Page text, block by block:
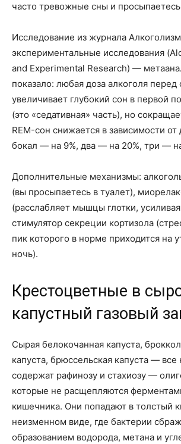
часто тревожные сны и
Исследование из журнала
экспериментальные исследования
and Experimental Research) —
показало: любая доза алкоголя перед
увеличивает глубокий сон в первой
(это «седативная» часть), но
REM-сон снижается в зависимости от
бокал — на 9%, два — на 20%, три —
Дополнительные механизмы:
(вы просыпаетесь в туалет),
(расслабляет мышцы глотки,
стимулятор секреции кортизола
пик которого в норме приходится на
ночь).
Крестоцветные в
капустный газовый
Сырая белокочанная капуста,
капуста, брюссельская капуста —
содержат рафинозу и стахиозу —
которые не расщепляются
кишечника. Они попадают в толстый
неизменном виде, где бактерии
образованием водорода, метана и